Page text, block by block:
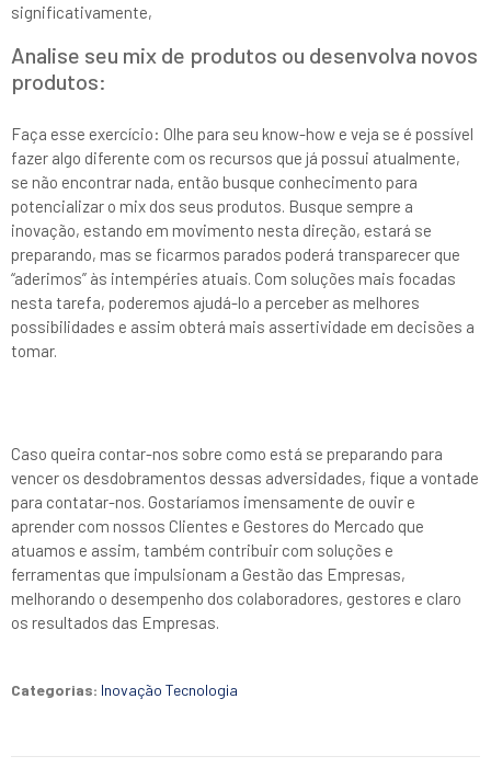
significativamente,
Analise seu mix de produtos ou desenvolva novos
produtos:
Faça esse exercício: Olhe para seu know-how e veja se é possível
fazer algo diferente com os recursos que já possui atualmente,
se não encontrar nada, então busque conhecimento para
potencializar o mix dos seus produtos. Busque sempre a
inovação, estando em movimento nesta direção, estará se
preparando, mas se ficarmos parados poderá transparecer que
“aderimos” às intempéries atuais. Com soluções mais focadas
nesta tarefa, poderemos ajudá-lo a perceber as melhores
possibilidades e assim obterá mais assertividade em decisões a
tomar.
Caso queira contar-nos sobre como está se preparando para
vencer os desdobramentos dessas adversidades, fique a vontade
para contatar-nos. Gostaríamos imensamente de ouvir e
aprender com nossos Clientes e Gestores do Mercado que
atuamos e assim, também contribuir com soluções e
ferramentas que impulsionam a Gestão das Empresas,
melhorando o desempenho dos colaboradores, gestores e claro
os resultados das Empresas.
Categorias: Inovação Tecnologia